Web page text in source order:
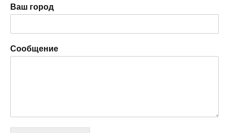
Ваш город
Сообщение